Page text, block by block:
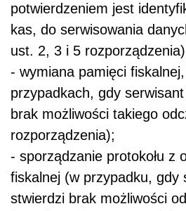
potwierdzeniem jest
kas, do serwisowania
ust. 2, 3 i 5
- wymiana pamięci
przypadkach, gdy
brak możliwości takiego
rozporządzenia);
- sporządzanie protokołu z
fiskalnej (w przypadku, gdy
stwierdzi brak możliwości